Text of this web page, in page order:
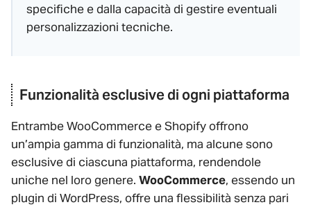
specifiche e dalla capacità di gestire eventuali
personalizzazioni tecniche.
Funzionalità esclusive di ogni piattaforma
Entrambe WooCommerce e Shopify offrono
un’ampia gamma di funzionalità, ma alcune sono
esclusive di ciascuna piattaforma, rendendole
uniche nel loro genere. WooCommerce, essendo un
plugin di WordPress, offre una flessibilità senza pari